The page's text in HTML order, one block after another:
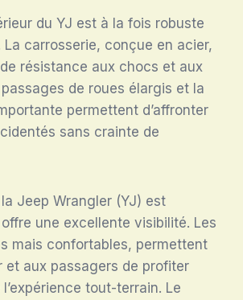
du YJ est à la fois robuste
carrosserie, conçue en acier,
résistance aux chocs et aux
de roues élargis et la
permettent d’affronter
sans crainte de
la Jeep Wrangler (YJ) est
une excellente visibilité. Les
mais confortables, permettent
et aux passagers de profiter
tout-terrain. Le